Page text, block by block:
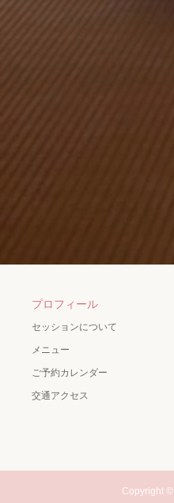
プロフィール
セッションについて
メニュー
ご予約カレンダー
交通アクセス
Copyright ©